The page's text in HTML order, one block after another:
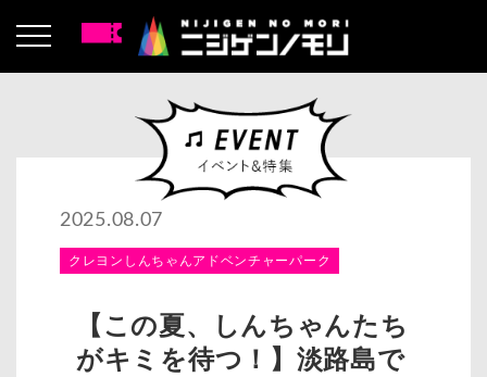
2025.08.07
クレヨンしんちゃんアドベンチャーパーク
【この夏、しんちゃんたち
がキミを待つ！】淡路島で